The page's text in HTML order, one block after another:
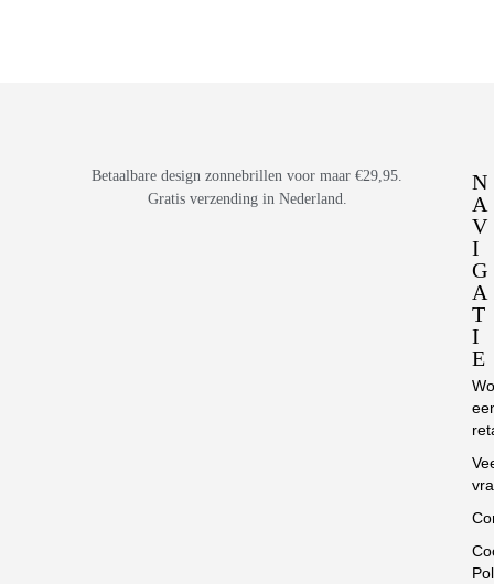
Betaalbare design zonnebrillen voor maar €29,95.
Gratis verzending in Nederland.
N
A
V
I
G
A
T
I
E